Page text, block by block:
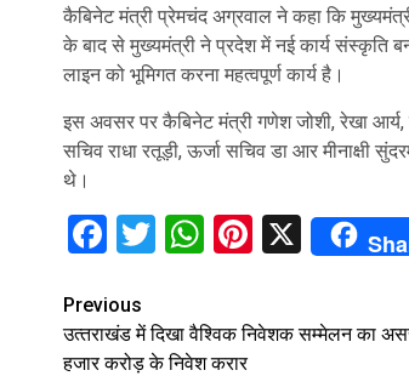
कैबिनेट मंत्री प्रेमचंद अग्रवाल ने कहा कि
के बाद से मुख्यमंत्री ने प्रदेश में नई कार्य संस्कृति
लाइन को भूमिगत करना महत्वपूर्ण कार्य है।
इस अवसर पर कैबिनेट मंत्री गणेश जोशी, रेखा
सचिव राधा रतूड़ी, ऊर्जा सचिव डा आर मीनाक्षी
थे।
Facebook
Twitter
WhatsApp
Pinterest
X
Continue
Reading
Previous
उत्‍तराखंड में दिखा वैश्विक निवेशक सम्मेलन का
हजार करोड़ के निवेश करार